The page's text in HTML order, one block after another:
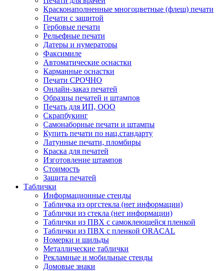
Красконаполненные многоцветные (флеш) печати
Печати с защитой
Гербовые печати
Рельефные печати
Датеры и нумераторы
Факсимиле
Автоматические оснастки
Карманные оснастки
Печати СРОЧНО
Онлайн-заказ печатей
Образцы печатей и штампов
Печать для ИП, ООО
Скрапбукинг
Самонаборные печати и штампы
Купить печати по нац.стандарту
Латунные печати, пломбиры
Краска для печатей
Изготовление штампов
Стоимость
Защита печатей
Таблички
Информационные стенды
Табличка из оргстекла (нет информации)
Таблички из стекла (нет информации)
Таблички из ПВХ с самоклеющейся пленкой
Таблички из ПВХ с пленкой ORACAL
Номерки и шильды
Металлические таблички
Рекламные и мобильные стенды
Домовые знаки